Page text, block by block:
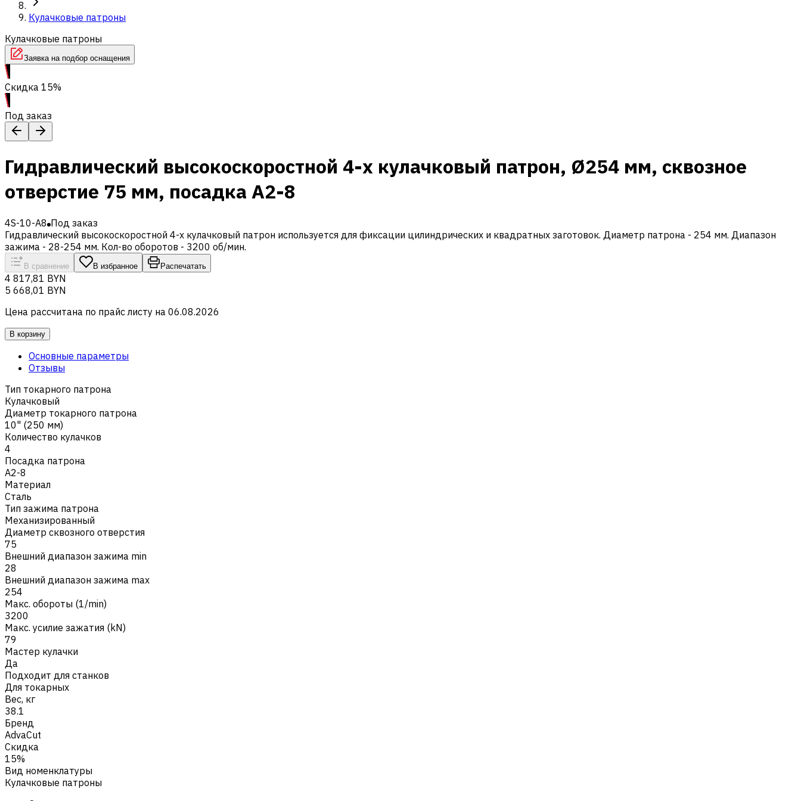
Кулачковые патроны
Кулачковые патроны
Заявка на подбор оснащения
Скидка 15%
Под заказ
Гидравлический высокоскоростной 4-х кулачковый патрон, Ø254 мм, сквозное
отверстие 75 мм, посадка А2-8
4S-10-A8 Под заказ
Гидравлический высокоскоростной 4-х кулачковый патрон используется для фиксации цилиндрических и квадратных заготовок. Диаметр патрона - 254 мм. Диапазон
зажима - 28-254 мм. Кол-во оборотов - 3200 об/мин.
В сравнение В избранное Распечатать
4 817,81 BYN
5 668,01 BYN
Цена рассчитана по прайс листу на 06.08.2026
В корзину
Основные параметры
Отзывы
Тип токарного патрона
Кулачковый
Диаметр токарного патрона
10" (250 мм)
Количество кулачков
4
Посадка патрона
A2-8
Материал
Сталь
Тип зажима патрона
Механизированный
Диаметр сквозного отверстия
75
Внешний диапазон зажима min
28
Внешний диапазон зажима max
254
Макс. обороты (1/min)
3200
Макс. усилие зажатия (kN)
79
Мастер кулачки
Да
Подходит для станков
Для токарных
Вес, кг
38.1
Бренд
AdvaCut
Скидка
15%
Вид номенклатуры
Кулачковые патроны